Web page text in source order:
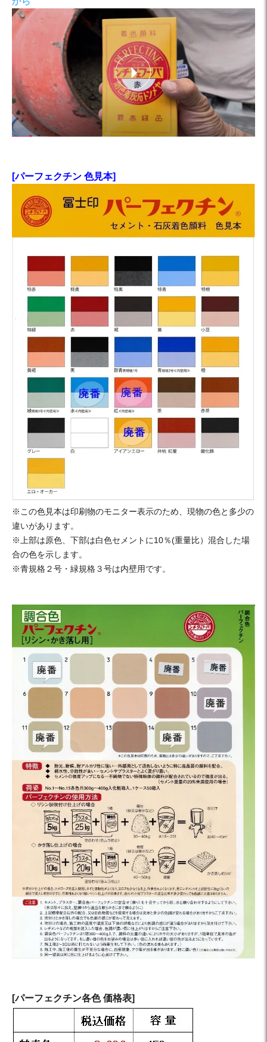
[パーフェクチン 色見本]
※この色見本は印刷物のモニター表示のため、現物の色と多少の
違いがあります。
※上部は原色、下部は白色セメントに10％(重量比）混合した場
合の色を示します。
※青規格２号・緑規格３号は内壁用です。
[パーフェクチン各色 価格表]